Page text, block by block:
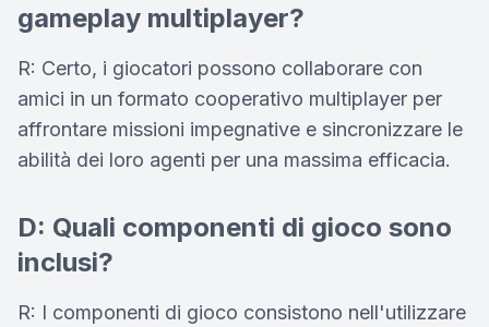
gameplay multiplayer?
R: Certo, i giocatori possono collaborare con
amici in un formato cooperativo multiplayer per
affrontare missioni impegnative e sincronizzare le
abilità dei loro agenti per una massima efficacia.
D: Quali componenti di gioco sono
inclusi?
R: I componenti di gioco consistono nell'utilizzare